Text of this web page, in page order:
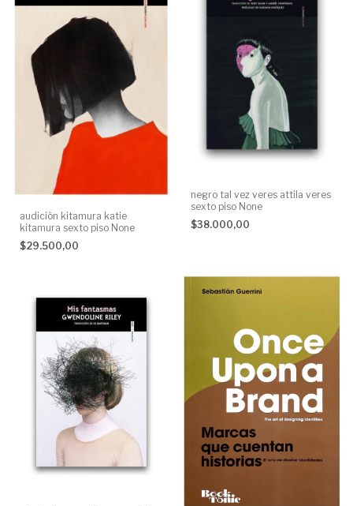
audiciòn kitamura katie
kitamura sexto piso None
$29.500,00
negro tal vez veres attila veres
sexto piso None
$38.000,00